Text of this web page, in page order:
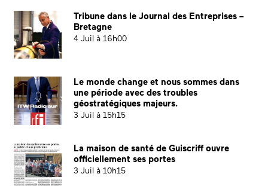
Tribune dans le Journal des Entreprises –
Bretagne
4 Juil à 16h00
Le monde change et nous sommes dans
une période avec des troubles
géostratégiques majeurs.
3 Juil à 15h15
La maison de santé de Guiscriff ouvre
officiellement ses portes
3 Juil à 10h15